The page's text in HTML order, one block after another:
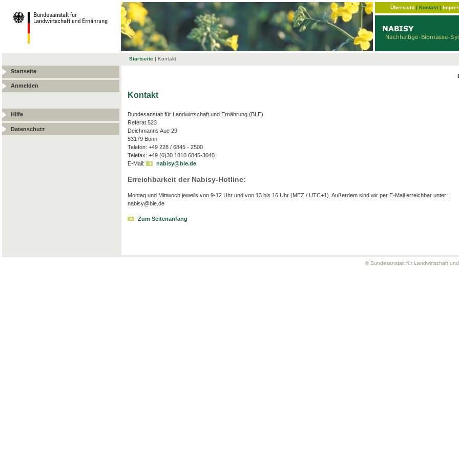
Übersicht| Kontakt|
Startseite | Kontakt
Startseite
Anmelden
Hilfe
Datenschutz
Kontakt
Bundesanstalt für Landwirtschaft und Ernährung (BLE)
Referat 523
Deichmanns Aue 29
53179 Bonn
Telefon: +49 228 / 6845 - 2500
Telefax: +49 (0)30 1810 6845-3040
E-Mail:
nabisy@ble.de
Erreichbarkeit der Nabisy-Hotline:
Montag und Mittwoch jeweils von 9-12 Uhr und von 13 bis 16 Uhr (MEZ / UTC+1). Außerdem sind wir per E-Mail erreichbar unter:
nabisy@ble.de
Zum Seitenanfang
© Bundesanstalt für Landwirtschaft